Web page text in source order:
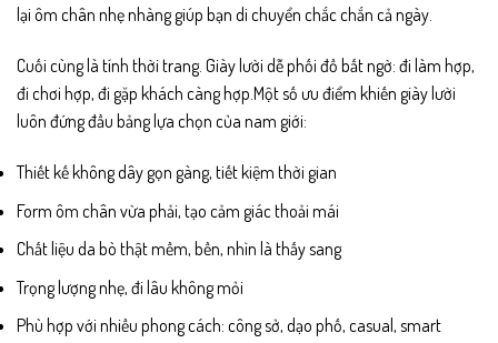
lại ôm chân nhẹ nhàng giúp bạn di chuyển chắc chắn cả ngày.
Cuối cùng là tính thời trang. Giày lười dễ phối đồ bất ngờ: đi làm hợp,
đi chơi hợp, đi gặp khách càng hợp.Một số ưu điểm khiến giày lười
luôn đứng đầu bảng lựa chọn của nam giới:
Thiết kế không dây gọn gàng, tiết kiệm thời gian
Form ôm chân vừa phải, tạo cảm giác thoải mái
Chất liệu da bò thật mềm, bền, nhìn là thấy sang
Trọng lượng nhẹ, đi lâu không mỏi
Phù hợp với nhiều phong cách: công sở, dạo phố, casual, smart